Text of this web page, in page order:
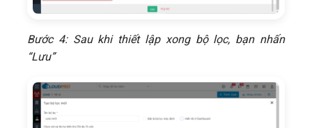
Bước 4: Sau khi thiết lập xong bộ lọc, bạn nhấn
“Lưu”